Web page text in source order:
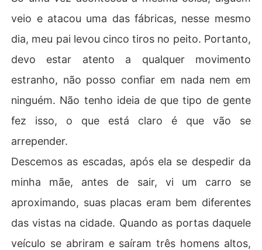
veio e atacou uma das fábricas, nesse mesmo
dia, meu pai levou cinco tiros no peito. Portanto,
devo estar atento a qualquer movimento
estranho, não posso confiar em nada nem em
ninguém. Não tenho ideia de que tipo de gente
fez isso, o que está claro é que vão se
arrepender.
Descemos as escadas, após ela se despedir da
minha mãe, antes de sair, vi um carro se
aproximando, suas placas eram bem diferentes
das vistas na cidade. Quando as portas daquele
veículo se abriram e saíram três homens altos,